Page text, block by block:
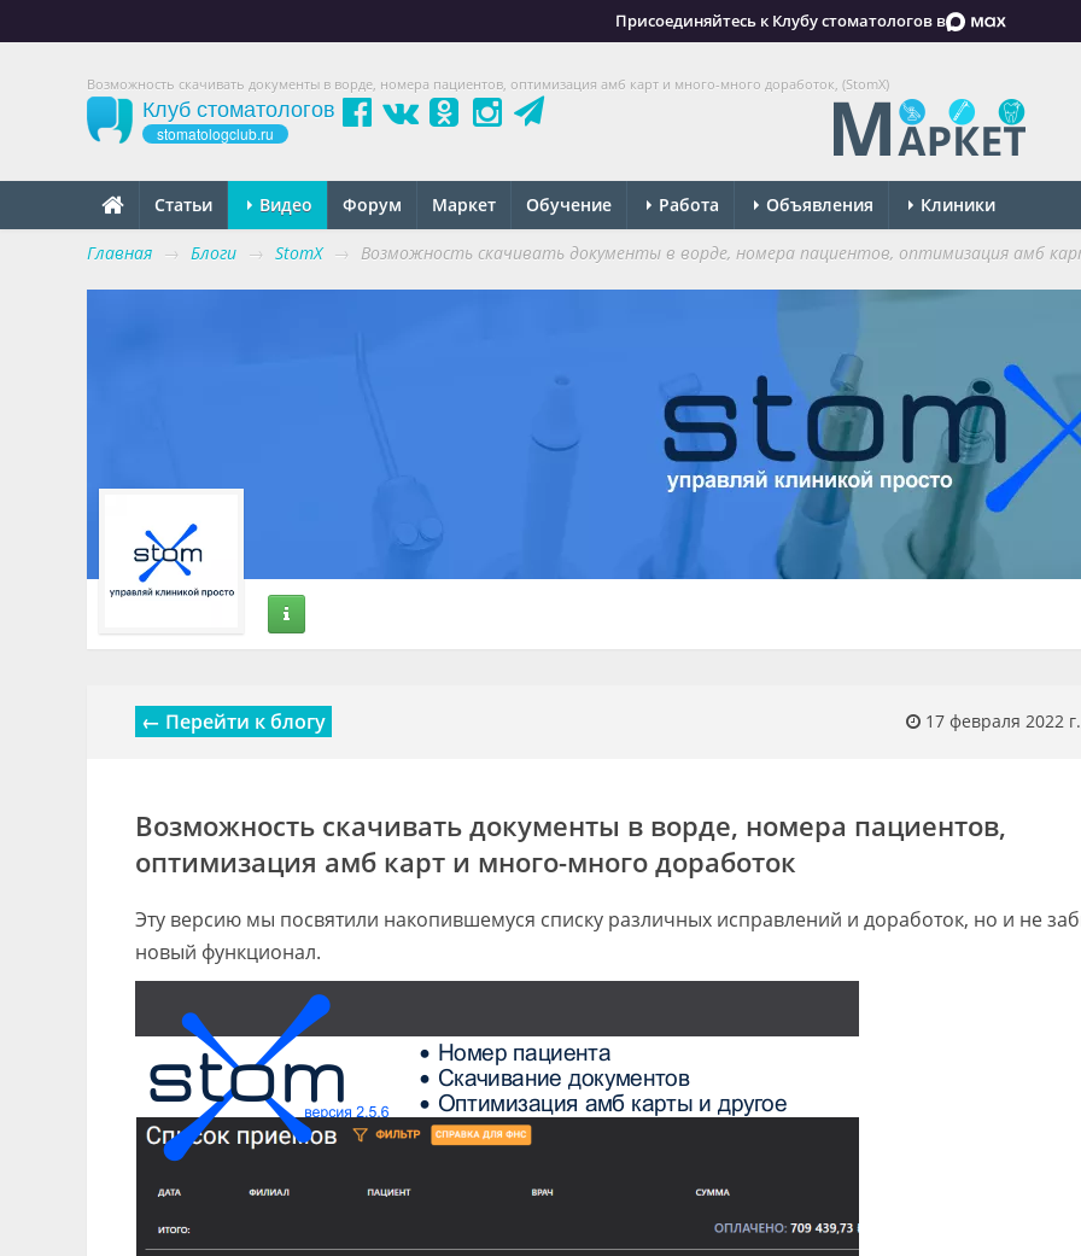
Присоединяйтесь к Клубу стоматологов в
Возможность скачивать документы в ворде, номера пациентов, оптимизация амб карт и много-много доработок, (StomX)
Клуб стоматологов
stomatologclub.ru
Статьи Видео Форум Маркет Обучение Работа Объявления Клиники
Главная → Блоги → StomX → Возможность скачивать документы в ворде, номера пациентов, оптимизация амб
← Перейти к блогу 17 февраля 2022
Возможность скачивать документы в ворде, номера пациентов,
оптимизация амб карт и много-много доработок
Эту версию мы посвятили накопившемуся списку различных исправлений и доработок, но и не
новый функционал.